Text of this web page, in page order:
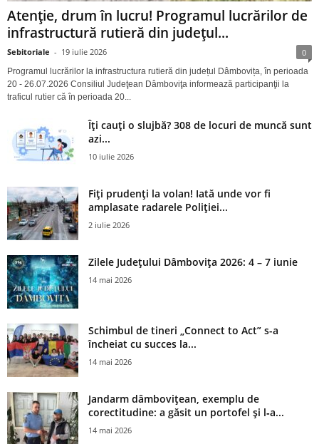
Atenție, drum în lucru! Programul lucrărilor de
infrastructură rutieră din județul...
Sebitoriale - 19 iulie 2026 0
Programul lucrărilor la infrastructura rutieră din județul Dâmbovița, în perioada
20 - 26.07.2026 Consiliul Judeţean Dâmboviţa informează participanţii la
traficul rutier că în perioada 20...
Îți cauți o slujbă? 308 de locuri de muncă sunt
azi...
10 iulie 2026
Fiți prudenți la volan! Iată unde vor fi
amplasate radarele Poliției...
2 iulie 2026
Zilele Județului Dâmbovița 2026: 4 – 7 iunie
14 mai 2026
Schimbul de tineri „Connect to Act” s-a
încheiat cu succes la...
14 mai 2026
Jandarm dâmbovițean, exemplu de
corectitudine: a găsit un portofel și l‑a...
14 mai 2026